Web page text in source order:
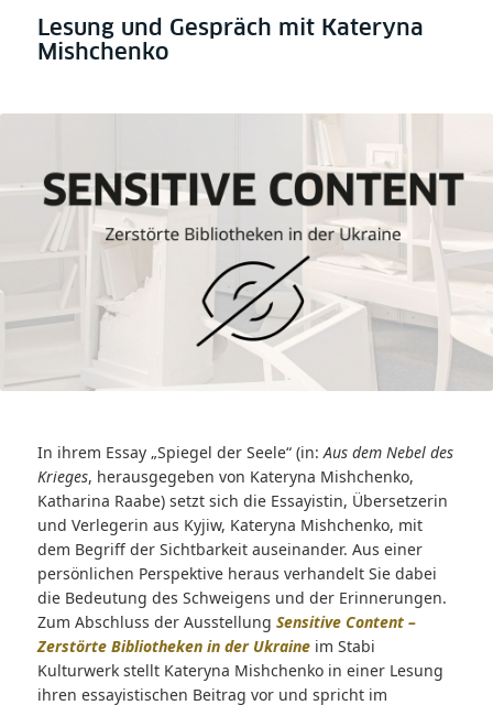
Lesung und Gespräch mit Kateryna
Mishchenko
In ihrem Essay „Spiegel der Seele“ (in: Aus dem Nebel des
Krieges, herausgegeben von Kateryna Mishchenko,
Katharina Raabe) setzt sich die Essayistin, Übersetzerin
und Verlegerin aus Kyjiw, Kateryna Mishchenko, mit
dem Begriff der Sichtbarkeit auseinander. Aus einer
persönlichen Perspektive heraus verhandelt Sie dabei
die Bedeutung des Schweigens und der Erinnerungen.
Zum Abschluss der Ausstellung Sensitive Content –
Zerstörte Bibliotheken in der Ukraineim Stabi
Kulturwerk stellt Kateryna Mishchenko in einer Lesung
ihren essayistischen Beitrag vor und spricht im